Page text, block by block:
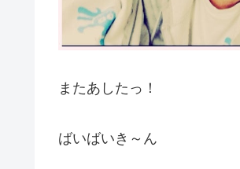
またあしたっ！
ばいばいき～ん